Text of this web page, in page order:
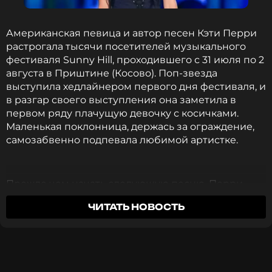
оставаться в курсе событий
ПОДПИСАТЬСЯ
ССЫЛКА
Американская певица и автор песен Кэти Перри
растрогала тысячи посетителей музыкального
фестиваля Sunny Hill, проходившего с 31 июля по 2
августа в Приштине (Косово). Поп-звезда
выступила хедлайнером первого дня фестиваля, и
в разгар своего выступления она заметила в
первом ряду плачущую девочку с косичками.
Маленькая поклонница, держась за ограждение,
самозабвенно подпевала любимой артистке.
Прежде чем начать следующую песню, Перри
решила спуститься к фан-зоне, чтобы лично
поговорить с юной зрительницей — спросить, как
ЧИТАТЬ НОВОСТЬ